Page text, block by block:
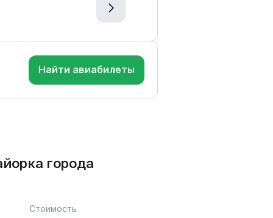
Найти авиабилеты
города
Стоимость